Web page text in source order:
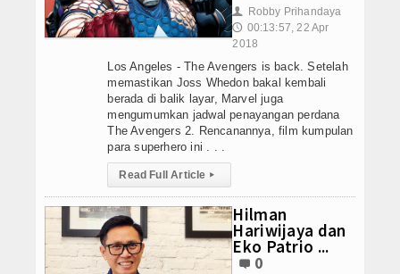
👤 Robby Prihandaya
🕔 00:13:57, 22 Apr
2018
Los Angeles - The Avengers is back. Setelah
memastikan Joss Whedon bakal kembali
berada di balik layar, Marvel juga
mengumumkan jadwal penayangan perdana
The Avengers 2. Rencanannya, film kumpulan
para superhero ini . . .
Read Full Article ▸
Hilman
Hariwijaya dan
Eko Patrio ...
0